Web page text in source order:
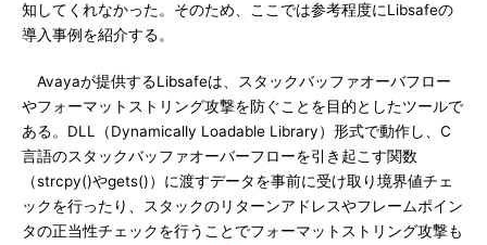
知してくれなかった。そのため、ここでは参考程度にLibsafeの
導入事例を紹介する。
Avayaが提供するLibsafeは、スタックバッファオーバフロー
やフォーマットストリング攻撃を防ぐことを目的としたツールで
ある。DLL（Dynamically Loadable Library）形式で動作し、C
言語のスタックバッファオーバーフローを引き起こす関数
（strcpy()やgets()）に渡すデータを事前に受け取り境界値チェ
ックを行ったり、スタックのリターンアドレスやフレームポイン
タの正当性チェックを行うことでフォーマットストリング攻撃も